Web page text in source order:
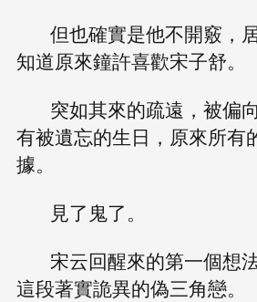
但也確實是他不開竅，
知道原來鐘許喜歡宋子舒。
突如其來的疏遠，被偏
有被遺忘的生日，原來所有
據。
見了鬼了。
宋云回醒來的第一個想
這段著實詭異的偽三角戀。